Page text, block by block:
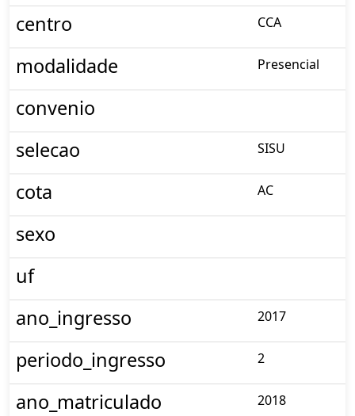
centro CCA
modalidade Presencial
convenio
selecao
SISU
cota AC
sexo
uf
ano_ingresso
2017
periodo_ingresso 2
ano_matriculado 2018